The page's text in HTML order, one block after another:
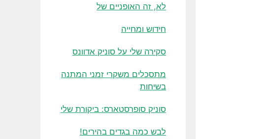
לא, זה האופניים של
חידוש ומחייה
סקירה שלי על סוניק אדוונס
מתסכלים משקרי זמני המתנה
בשיחות
סוניק סופרסטארס: ביקורת שלי
לבש כמה בגדים בהירים!